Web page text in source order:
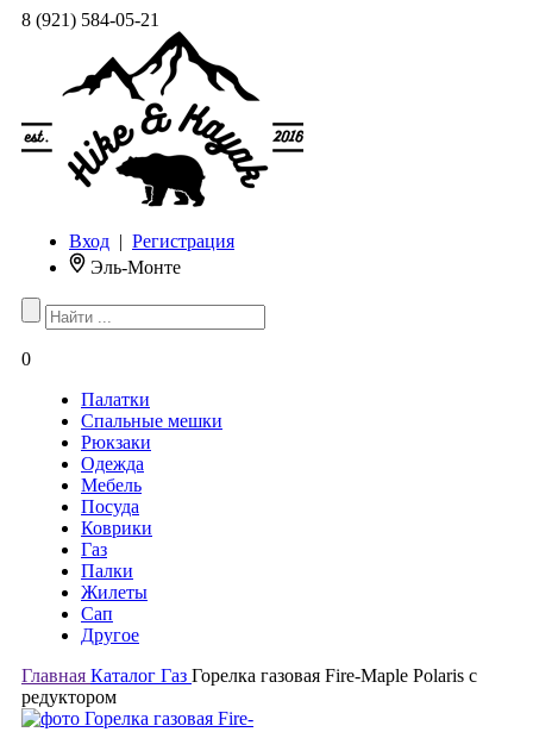
8 (921) 584-05-21
Вход | Регистрация
Эль-Монте
0
Палатки
Спальные мешки
Рюкзаки
Одежда
Мебель
Посуда
Коврики
Газ
Палки
Жилеты
Сап
Другое
Главная Каталог Газ Горелка газовая Fire-Maple Polaris с
редуктором